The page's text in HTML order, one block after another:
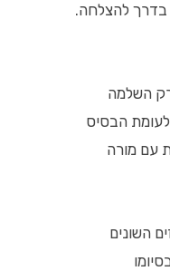
בדרך להצלחה.
השלמה
הבסיס
עם מורה
השונים